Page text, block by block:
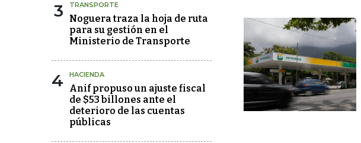
3 TRANSPORTE
Noguera traza la hoja de ruta
para su gestión en el
Ministerio de Transporte
4 HACIENDA
Anif propuso un ajuste fiscal
de $53 billones ante el
deterioro de las cuentas
públicas